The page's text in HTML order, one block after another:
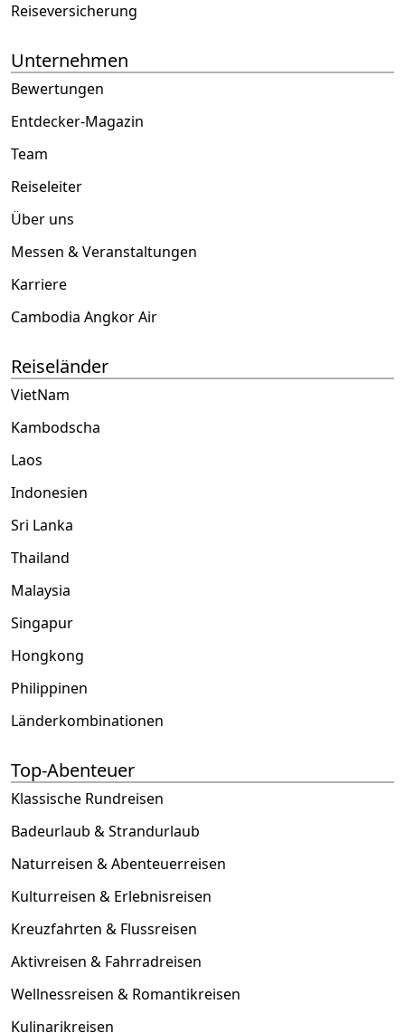
Reiseversicherung
Unternehmen
Bewertungen
Entdecker-Magazin
Team
Reiseleiter
Über uns
Messen & Veranstaltungen
Karriere
Cambodia Angkor Air
Reiseländer
VietNam
Kambodscha
Laos
Indonesien
Sri Lanka
Thailand
Malaysia
Singapur
Hongkong
Philippinen
Länderkombinationen
Top-Abenteuer
Klassische Rundreisen
Badeurlaub & Strandurlaub
Naturreisen & Abenteuerreisen
Kulturreisen & Erlebnisreisen
Kreuzfahrten & Flussreisen
Aktivreisen & Fahrradreisen
Wellnessreisen & Romantikreisen
Kulinarikreisen